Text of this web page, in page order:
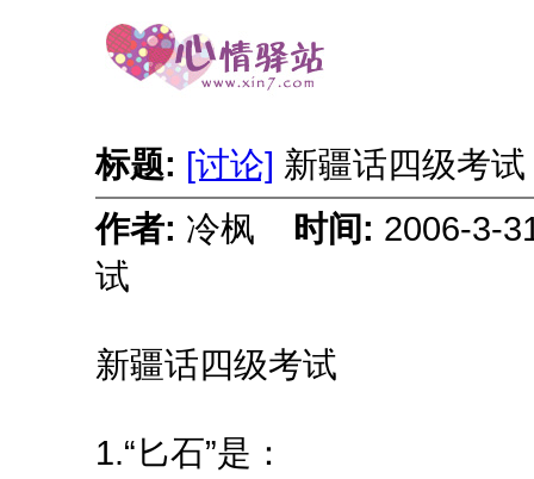
标题: [讨论] 新疆话四级考试
作者: 冷枫 时间: 2006-3-
试
新疆话四级考试
1.“匕石”是：